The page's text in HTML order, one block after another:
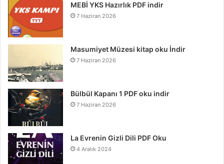
MEBİ YKS Hazırlık PDF indir
7 Haziran 2026
Masumiyet Müzesi kitap oku İndir
7 Haziran 2026
Bülbül Kapanı 1 PDF oku indir
7 Haziran 2026
La Evrenin Gizli Dili PDF Oku
4 Aralık 2024